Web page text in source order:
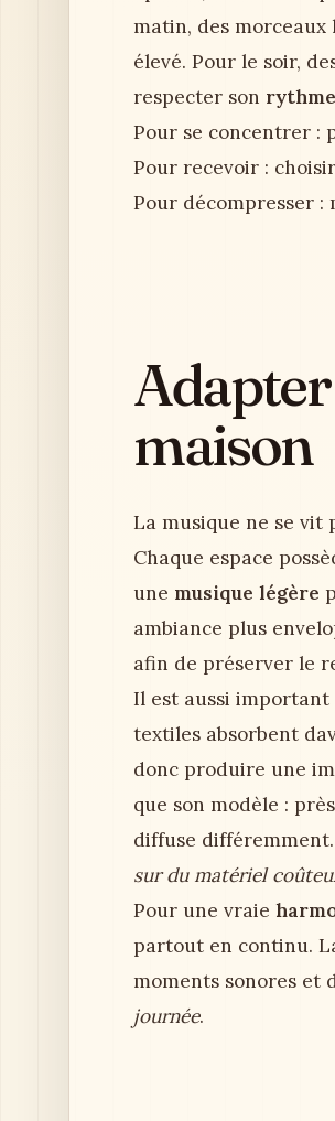
matin, des
élevé. Pour le soir,
respecter son
Pour se concentrer :
Pour recevoir :
Pour décompresser :
Adapter
maison
La musique ne se vit
Chaque espace
une musique légère
ambiance plus
afin de préserver le
Il est aussi important
textiles absorbent
donc produire une
que son modèle :
diffuse
sur du matériel
Pour une vraie
partout en continu.
moments sonores et
journée.